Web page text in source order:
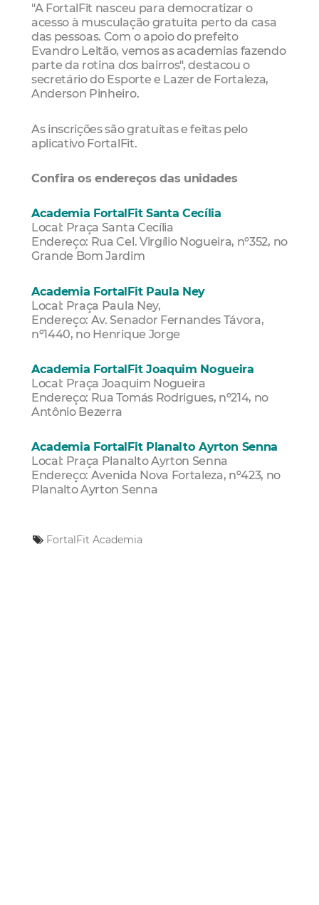
"A FortalFit nasceu para democratizar o
acesso à musculação gratuita perto da casa
das pessoas. Com o apoio do prefeito
Evandro Leitão, vemos as academias fazendo
parte da rotina dos bairros", destacou o
secretário do Esporte e Lazer de Fortaleza,
Anderson Pinheiro.
As inscrições são gratuitas e feitas pelo
aplicativo FortalFit.
Confira os endereços das unidades
Academia FortalFit Santa Cecília
Local: Praça Santa Cecília
Endereço: Rua Cel. Virgílio Nogueira, nº352, no
Grande Bom Jardim
Academia FortalFit Paula Ney
Local: Praça Paula Ney,
Endereço: Av. Senador Fernandes Távora,
nº1440, no Henrique Jorge
Academia FortalFit Joaquim Nogueira
Local: Praça Joaquim Nogueira
Endereço: Rua Tomás Rodrigues, nº214, no
Antônio Bezerra
Academia FortalFit Planalto Ayrton Senna
Local: Praça Planalto Ayrton Senna
Endereço: Avenida Nova Fortaleza, nº423, no
Planalto Ayrton Senna
FortalFit Academia